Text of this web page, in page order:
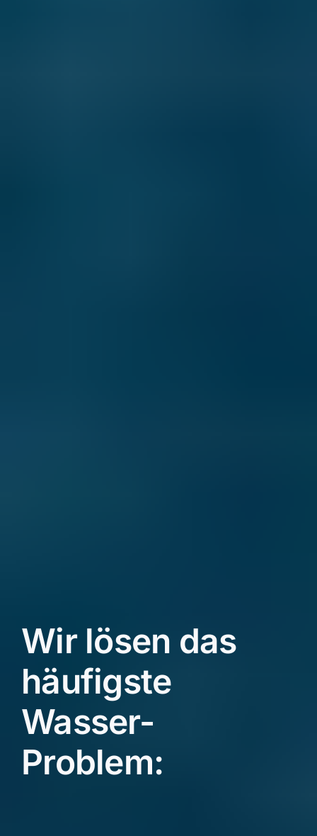
Wir lösen das
häufigste
Wasser-
Problem: